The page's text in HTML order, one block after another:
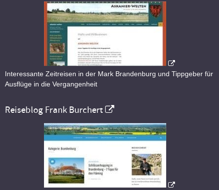
Interessante Zeitreisen in der Mark Brandenburg und Tippgeber für
Ausflüge in die Vergangenheit
Reiseblog Frank Burchert